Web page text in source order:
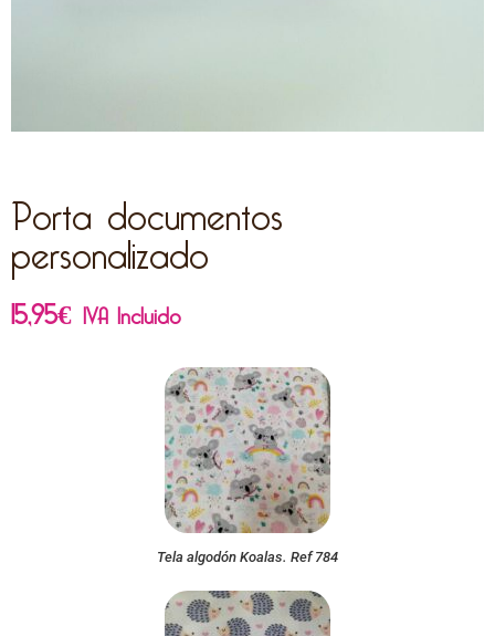
Porta documentos
personalizado
15,95€ IVA Incluido
Tela algodón Koalas. Ref 784